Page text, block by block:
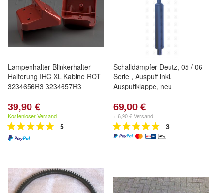
Lampenhalter Blinkerhalter
Halterung IHC XL Kabine ROT
3234656R3 3234657R3
39,90 €
Kostenloser Versand
5
Schalldämpfer Deutz, 05 / 06
Serie , Auspuff inkl.
Auspuffklappe, neu
69,00 €
+ 6,90 € Versand
3